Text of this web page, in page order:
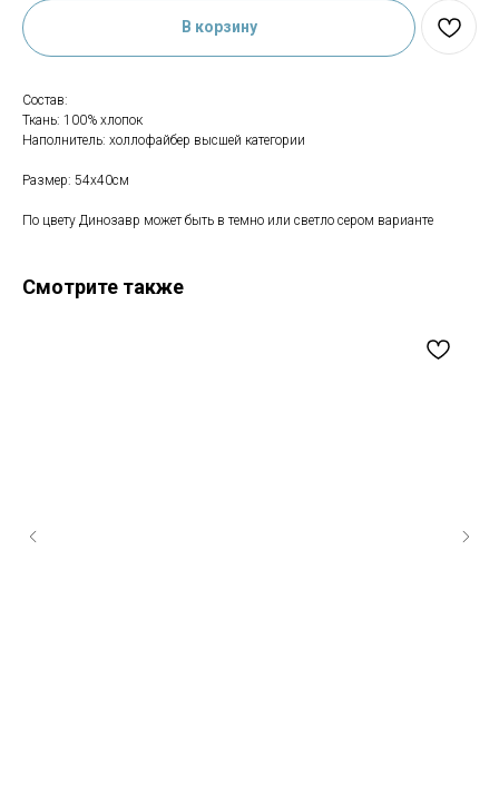
В корзину
Состав:
Ткань: 100% хлопок
Наполнитель: холлофайбер высшей категории
Размер: 54х40см
По цвету Динозавр может быть в темно или светло сером варианте
Смотрите также